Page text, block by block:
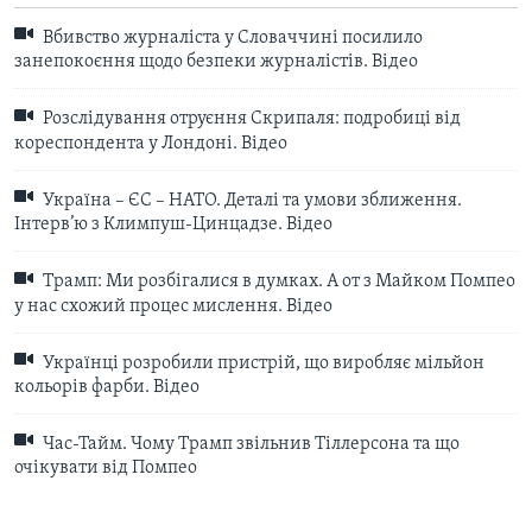
Вбивство журналіста у Словаччині посилило
занепокоєння щодо безпеки журналістів. Відео
Розслідування отруєння Скрипаля: подробиці від
кореспондента у Лондоні. Відео
Україна – ЄС – НАТО. Деталі та умови зближення.
Інтерв’ю з Климпуш-Цинцадзе. Відео
Трамп: Ми розбігалися в думках. А от з Майком Помпео
у нас схожий процес мислення. Відео
Українці розробили пристрій, що виробляє мільйон
кольорів фарби. Відео
Час-Тайм. Чому Трамп звільнив Тіллерсона та що
очікувати від Помпео